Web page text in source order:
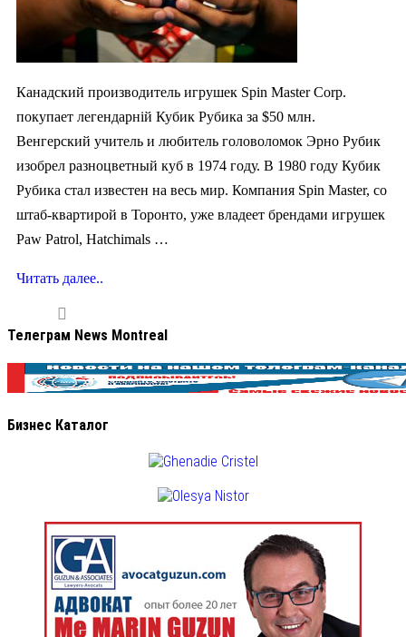
Канадский производитель игрушек Spin Master Corp.
покупает легендарній Кубик Рубика за $50 млн.
Венгерский учитель и любитель головоломок Эрно Рубик
изобрел разноцветный куб в 1974 году. В 1980 году Кубик
Рубика стал известен на весь мир. Компания Spin Master, со
штаб-квартирой в Торонто, уже владеет брендами игрушек
Paw Patrol, Hatchimals …
Читать далее..
Телеграм News Montreal
Бизнес Каталог